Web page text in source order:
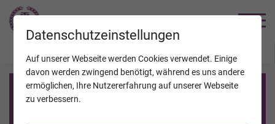
Registrierung auf TrauerHilfe.it
Datenschutzeinstellungen
Auf unserer Webseite werden Cookies verwendet. Einige
davon werden zwingend benötigt, während es uns andere
ermöglichen, Ihre Nutzererfahrung auf unserer Webseite
zu verbessern.
JAHRESTAGE KALENDER VERSTORBENE